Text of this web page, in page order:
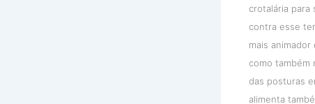
crotalária para
contra esse
mais
como também
das posturas
alimenta